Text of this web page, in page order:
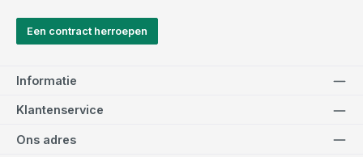
Een contract herroepen
Informatie
Klantenservice
Ons adres